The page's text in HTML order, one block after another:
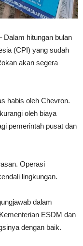
Dalam hitungan bulan
(CPI) yang sudah
akan segera
habis oleh Chevron.
oleh biaya
pemerintah pusat dan
Operasi
lingkungan.
dalam
ESDM dan
dengan baik.